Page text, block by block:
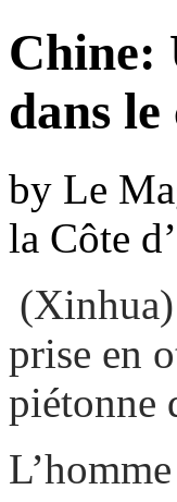
Chine:
dans
by Le
la Côte
prise en
piétonne